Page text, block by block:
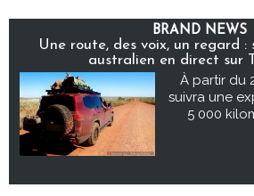
BRAND NEWS
Une route, des voix, un regard :
australien en direct sur
À partir du
suivra une
5 000